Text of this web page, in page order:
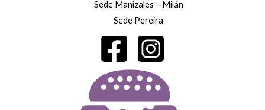
Sede Manizales – Milán
Sede Pereira